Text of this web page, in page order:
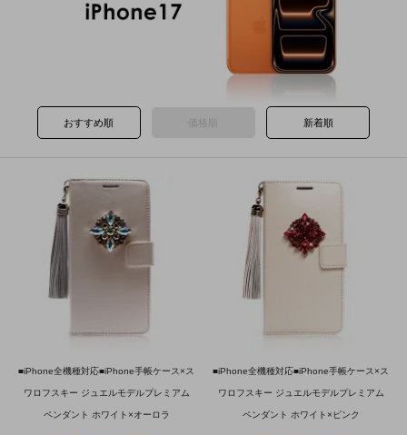
おすすめ順 価格順 新着順
■iPhone全機種対応■iPhone手帳ケース×ス
ワロフスキー ジュエルモデルプレミアム
ペンダント ホワイト×オーロラ
■iPhone全機種対応■iPhone手帳ケース×ス
ワロフスキー ジュエルモデルプレミアム
ペンダント ホワイト×ピンク